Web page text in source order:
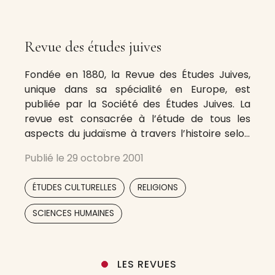
Revue des études juives
Fondée en 1880, la Revue des Études Juives,
unique dans sa spécialité en Europe, est
publiée par la Société des Études Juives. La
revue est consacrée à l’étude de tous les
aspects du judaïsme à travers l’histoire selon
études relatives à la religion, à l’histoire, aux
littératures et aux
Publié le 29 octobre 2001
ÉTUDES CULTURELLES RELIGIONS
SCIENCES HUMAINES
LES REVUES